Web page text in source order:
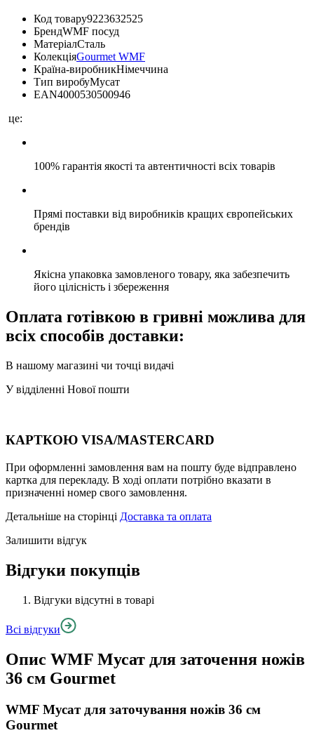
Код товару9223632525
БрендWMF посуд
МатеріалСталь
КолекціяGourmet WMF
Країна-виробникНімеччина
Тип виробуМусат
EAN4000530500946
це:
100% гарантія якості та автентичності всіх товарів
Прямі поставки від виробників кращих європейських
брендів
Якісна упаковка замовленого товару, яка забезпечить
його цілісність і збереження
Оплата готівкою в гривні можлива для
всіх способів доставки:
В нашому магазині чи точці видачі
У відділенні Нової пошти
КАРТКОЮ VISA/MASTERCARD
При оформленні замовлення вам на пошту буде відправлено
картка для перекладу. В ході оплати потрібно вказати в
призначенні номер свого замовлення.
Детальніше на сторінці Доставка та оплата
Залишити відгук
Відгуки покупців
Відгуки відсутні в товарі
Всі відгуки
Опис WMF Мусат для заточення ножів
36 см Gourmet
WMF Мусат для заточування ножів 36 см
Gourmet